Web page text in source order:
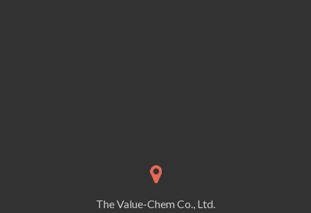
The Value-Chem Co., Ltd.